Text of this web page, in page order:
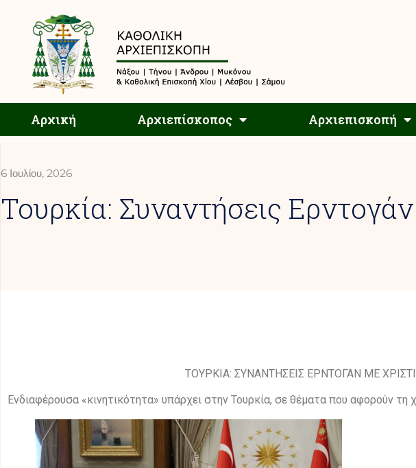
Αρχική Αρχιεπίσκοπος Αρχιεπισκοπή
6 Ιουλίου, 2026
Τουρκία: Συναντήσεις
ΤΟΥΡΚΙΑ: ΣΥΝΑΝΤΗΣΕΙΣ ΕΡΝΤΟΓΑΝ ΜΕ
Ενδιαφέρουσα «κινητικότητα» υπάρχει στην Τουρκία, σε θέματα που αφορούν τη